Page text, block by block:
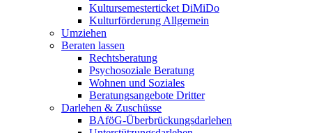
Kultursemesterticket DiMiDo
Kulturförderung Allgemein
Umziehen
Beraten lassen
Rechtsberatung
Psychosoziale Beratung
Wohnen und Soziales
Beratungsangebote Dritter
Darlehen & Zuschüsse
BAföG-Überbrückungsdarlehen